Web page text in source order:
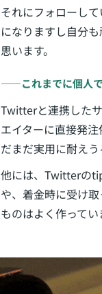
それにフォローし
になりますし自分
思います。
――これまでに個人で
Twitterと連携した
エイターに直接発
だまだ実用に耐え
他には、Twitterの
や、着金時に受け
ものはよく作ってい